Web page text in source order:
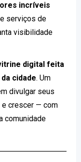
incríveis
serviços de
visibilidade
digital feita
cidade. Um
divulgar seus
e crescer — com
comunidade